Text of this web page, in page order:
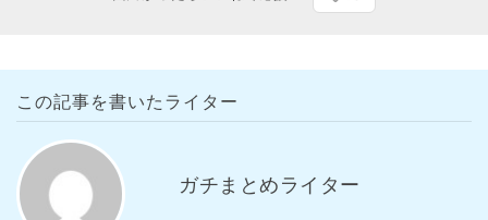
この記事を書いたライター
ガチまとめライター